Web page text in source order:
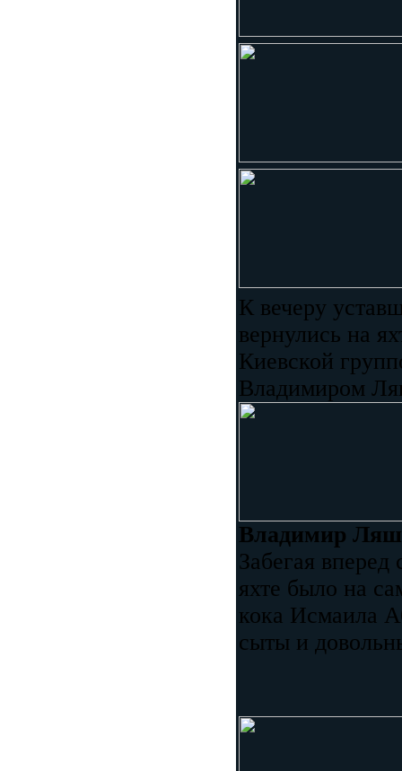
К вечеру
вернулись на
Киевской
Владимиром
Владимир
Забегая
яхте было на
кока Исмаила
сыты и